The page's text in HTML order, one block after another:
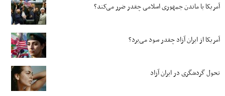
آمریکا با ماندن جمهوری اسلامی چقدر ضرر می‌کند؟
آمریکا از ایران آزاد چقدر سود می‌برد؟
تحول گردشگری در ایران آزاد